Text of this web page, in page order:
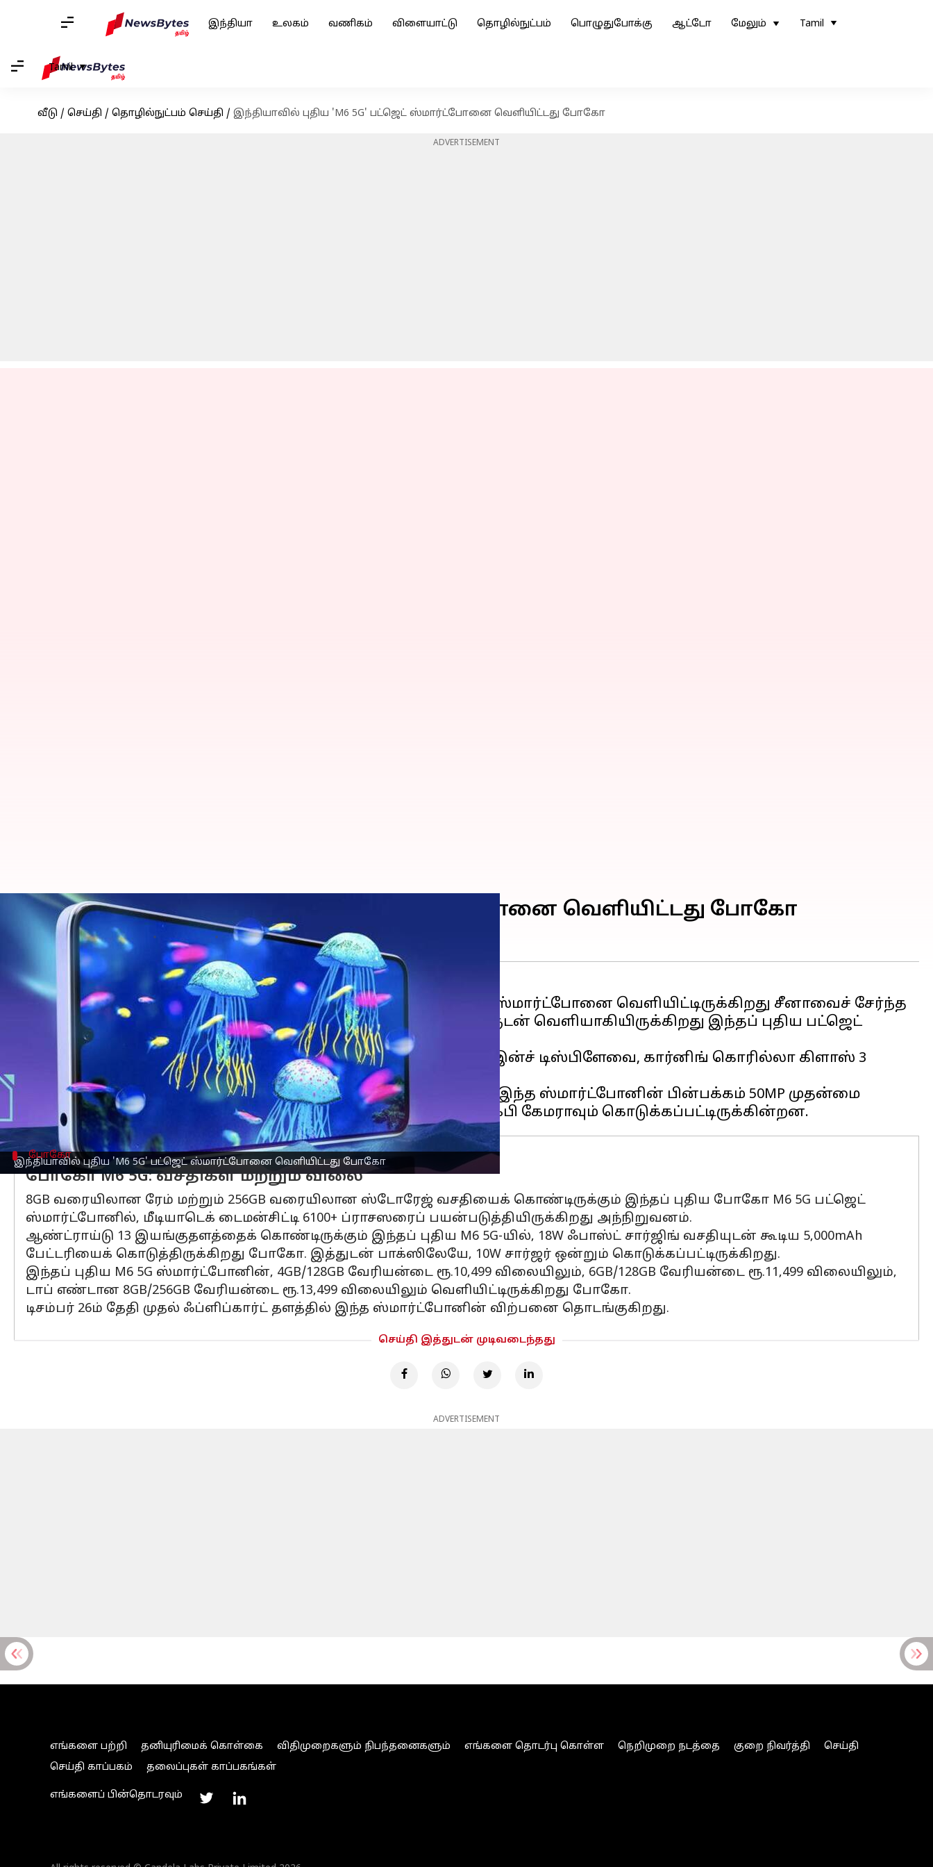
இந்தியா உலகம் வணிகம் விளையாட்டு தொழில்நுட்பம் பொழுதுபோக்கு ஆட்டோ மேலும் Tamil
Tamil
வீடு / செய்தி / தொழில்நுட்பம் செய்தி / இந்தியாவில் புதிய 'M6 5G' பட்ஜெட் ஸ்மார்ட்போனை வெளியிட்டது போகோ
ADVERTISEMENT
இந்தியாவில் புதிய 'M6 5G' பட்ஜெட் ஸ்மார்ட்போனை வெளியிட்டது போகோ
இந்தியாவில் புதிய 'M6 5G' பட்ஜெட் ஸ்மார்ட்போனை வெளியிட்டது போகோ
எழுதியவர் Prasanna Venkatesh Dec 22, 2023 05:06 pm
செய்தி முன்னோட்டம்
இந்தியாவில் தங்களுடைய புதிய பட்ஜெட்ஸ்மார்ட்போனா
க, M6 5G ஸ்மார்ட்போனை வெளியிட்டிருக்கிறது சீனாவைச் சேர்ந்த
மொபைல் தயாரிப்பு நிறுவனமானபோகோ. என்னென்ன வசதிகளுடன் வெளியாகியிருக்கிறது இந்தப் புதிய பட்ஜெட்
ஸ்மார்ட்போன்?
புதிய M6 5G ஸ்மார்ட்போனில், 90Hz ரெப்ரெஷ் ரேட்டுடன் கூடிய 6.74 இன்ச் டிஸ்பிளேவை, கார்னிங் கொரில்லா கிளாஸ் 3
பாதுகாப்பு வசதியுடன் வழங்கியிருக்கிறது போகோ.
பக்கவாட்டு ஃபிங்கர் பிரிண்ட் சென்சார்கள் கொடுக்கப்பட்டிருக்கும் இந்த ஸ்மார்ட்போனின் பின்பக்கம் 50MP முதன்மை
போகோ
போகோ M6 5G: வசதிகள் மற்றும் விலை
8GB வரையிலான ரேம் மற்றும் 256GB வரையிலான ஸ்டோரேஜ் வசதியைக் கொண்டிருக்கும் இந்தப் புதிய போகோ M6 5G பட்ஜெட்
ஸ்மார்ட்போனில், மீடியாடெக் டைமன்சிட்டி 6100+ ப்ராசஸரைப் பயன்படுத்தியிருக்கிறது அந்நிறுவனம்.
ஆண்ட்ராய்டு 13 இயங்குதளத்தைக் கொண்டிருக்கும் இந்தப் புதிய M6 5G-யில், 18W ஃபாஸ்ட் சார்ஜிங் வசதியுடன் கூடிய 5,000mAh
பேட்டரியைக் கொடுத்திருக்கிறது போகோ. இத்துடன் பாக்ஸிலேயே, 10W சார்ஜர் ஒன்றும் கொடுக்கப்பட்டிருக்கிறது.
இந்தப் புதிய M6 5G ஸ்மார்ட்போனின், 4GB/128GB வேரியன்டை ரூ.10,499 விலையிலும், 6GB/128GB வேரியன்டை ரூ.11,499 விலையிலும்,
டாப் எண்டான 8GB/256GB வேரியன்டை ரூ.13,499 விலையிலும் வெளியிட்டிருக்கிறது போகோ.
டிசம்பர் 26ம் தேதி முதல் ஃப்ளிப்கார்ட் தளத்தில் இந்த ஸ்மார்ட்போனின் விற்பனை தொடங்குகிறது.
செய்தி இத்துடன் முடிவடைந்தது
ADVERTISEMENT
எங்களை பற்றி தனியுரிமைக் கொள்கை விதிமுறைகளும் நிபந்தனைகளும் எங்களை தொடர்பு கொள்ள நெறிமுறை நடத்தை குறை நிவர்த்தி
செய்தி
செய்தி காப்பகம்
தலைப்புகள் காப்பகங்கள்
எங்களைப் பின்தொடரவும்